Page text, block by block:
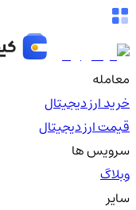
معامله
خرید ارز دیجیتال
قیمت ارز دیجیتال
سرویس ها
وبلاگ
سایر